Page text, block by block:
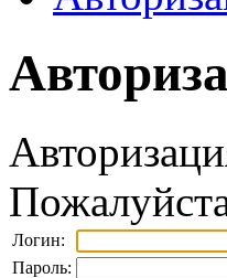
Логин:
Пароль: